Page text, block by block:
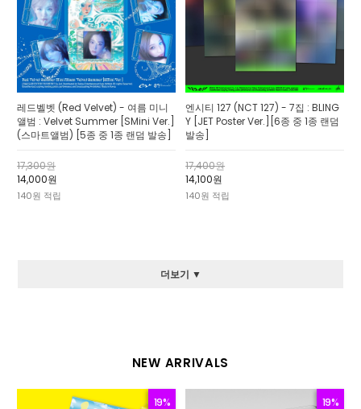
레드벨벳 (Red Velvet) - 여름 미니
앨범 : Velvet Summer [SMini Ver.]
(스마트앨범) [5종 중 1종 랜덤 발송]
17,300원
14,000원
140원 적립
엔시티 127 (NCT 127) - 7집 : BLING
Y [JET Poster Ver.][6종 중 1종 랜덤
발송]
17,400원
14,100원
140원 적립
더보기 ▼
NEW ARRIVALS
19% 19%